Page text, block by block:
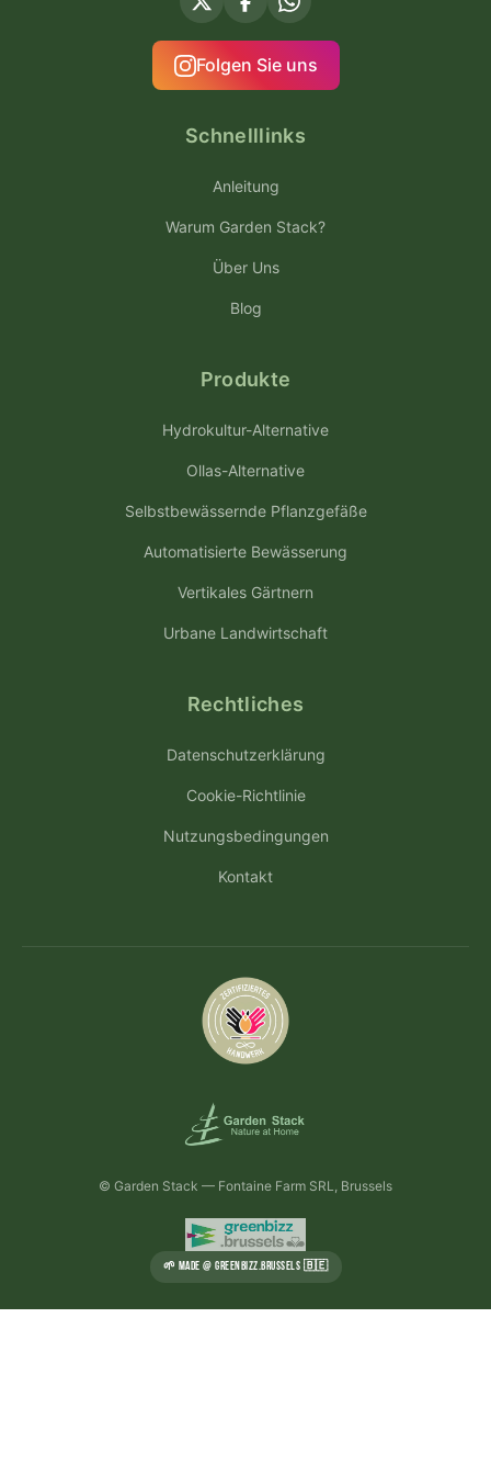
Folgen Sie uns
Schnelllinks
Anleitung
Warum Garden Stack?
Über Uns
Blog
Produkte
Hydrokultur-Alternative
Ollas-Alternative
Selbstbewässernde Pflanzgefäße
Automatisierte Bewässerung
Vertikales Gärtnern
Urbane Landwirtschaft
Rechtliches
Datenschutzerklärung
Cookie-Richtlinie
Nutzungsbedingungen
Kontakt
© Garden Stack — Fontaine Farm SRL, Brussels
🌱 MADE @ GREENBIZZ.BRUSSELS 🇧🇪